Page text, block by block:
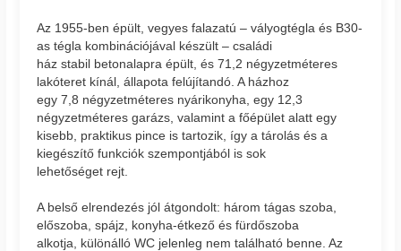
Az 1955-ben épült, vegyes falazatú – vályogtégla és B30-
as tégla kombinációjával készült – családi
ház stabil betonalapra épült, és 71,2 négyzetméteres
lakóteret kínál, állapota felújítandó. A házhoz
egy 7,8 négyzetméteres nyárikonyha, egy 12,3
négyzetméteres garázs, valamint a főépület alatt egy
kisebb, praktikus pince is tartozik, így a tárolás és a
kiegészítő funkciók szempontjából is sok
lehetőséget rejt.
A belső elrendezés jól átgondolt: három tágas szoba,
előszoba, spájz, konyha-étkező és fürdőszoba
alkotja, különálló WC jelenleg nem található benne. Az